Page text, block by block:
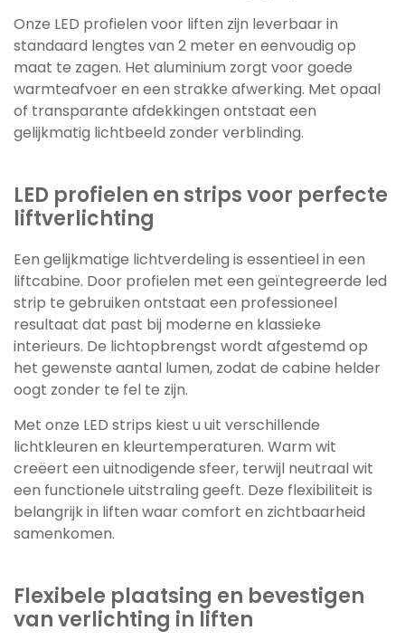
Onze LED profielen voor liften zijn leverbaar in
standaard lengtes van 2 meter en eenvoudig op
maat te zagen. Het aluminium zorgt voor goede
warmteafvoer en een strakke afwerking. Met opaal
of transparante afdekkingen ontstaat een
gelijkmatig lichtbeeld zonder verblinding.
LED profielen en strips voor perfecte
liftverlichting
Een gelijkmatige lichtverdeling is essentieel in een
liftcabine. Door profielen met een geïntegreerde led
strip te gebruiken ontstaat een professioneel
resultaat dat past bij moderne en klassieke
interieurs. De lichtopbrengst wordt afgestemd op
het gewenste aantal lumen, zodat de cabine helder
oogt zonder te fel te zijn.
Met onze LED strips kiest u uit verschillende
lichtkleuren en kleurtemperaturen. Warm wit
creëert een uitnodigende sfeer, terwijl neutraal wit
een functionele uitstraling geeft. Deze flexibiliteit is
belangrijk in liften waar comfort en zichtbaarheid
samenkomen.
Flexibele plaatsing en bevestigen
van verlichting in liften